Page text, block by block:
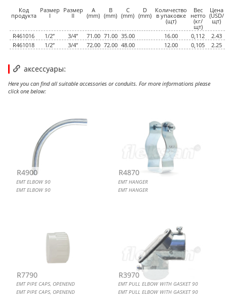
Код
продукта
Размер
I
Размер
II
A
(mm)
B
(mm)
C
(mm)
D
(mm)
Количество
в упаковке
(щт)
Вес
нетто
(кг/
щт)
Цена
(USD/
щт)
R461016
1/2” 3/4” 71.00 71.00 35.00 16.00 0,112
2.43
R461018
1/2” 3/4” 72.00 72.00 48.00 12.00 0,105 2.25
аксессуары:
Here you can find all suitable accessories or conduits. For more informations please
click one below:
R4900
EMT ELBOW 90
EMT ELBOW 90
R4870
EMT HANGER
EMT HANGER
R7790
EMT PIPE CAPS, OPENEND
EMT PIPE CAPS, OPENEND
R3970
EMT PULL ELBOW WITH GASKET 90
EMT PULL ELBOW WITH GASKET 90